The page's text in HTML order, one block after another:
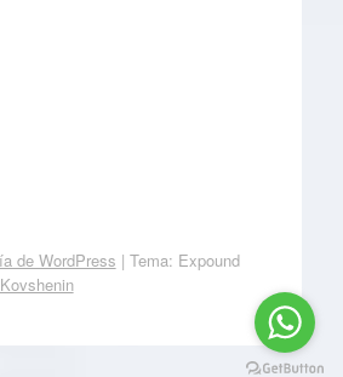
de WordPress | Tema: Expound